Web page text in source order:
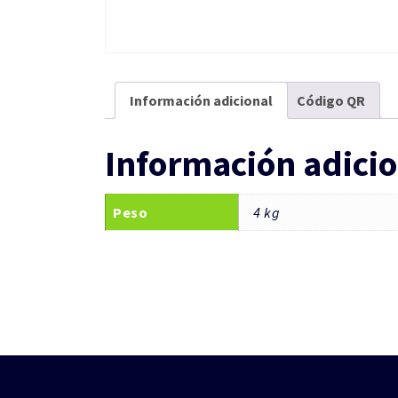
Información adicional Código QR
Información
Peso 4 kg